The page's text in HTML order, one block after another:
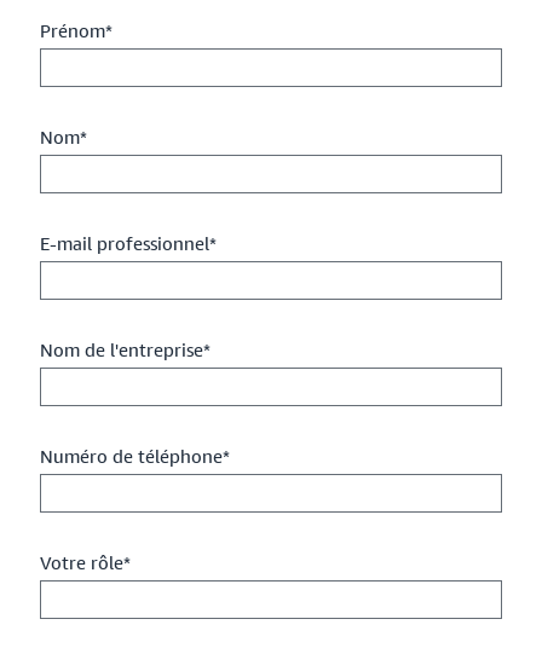
Prénom*
Nom*
E-mail professionnel*
Nom de l'entreprise*
Numéro de téléphone*
Votre rôle*